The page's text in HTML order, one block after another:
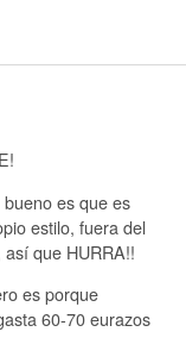
es que es
estilo, fuera del
que HURRA!!
es porque
60-70 eurazos